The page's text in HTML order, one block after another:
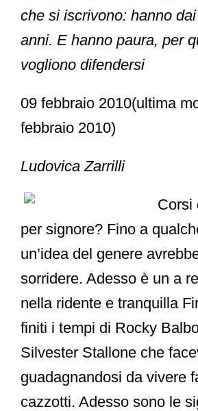
che si iscrivono: hanno
anni. E hanno paura, per
vogliono difendersi
09 febbraio 2010(ultima
febbraio 2010)
Ludovica Zarrilli
Corsi
per signore? Fino a
un’idea del genere
sorridere. Adesso è un a
nella ridente e tranquilla
finiti i tempi di Rocky
Silvester Stallone che
guadagnandosi da vivere
cazzotti. Adesso sono le